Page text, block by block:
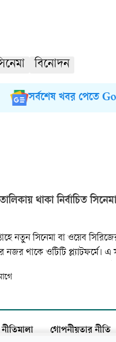
বিনোদন
সর্বশেষ খবর পেতে
থাকা নির্বাচিত
নতুন সিনেমা বা ওয়েব
নজর থাকে ওটিটি প্ল্যাটফর্মে। এ
কিছু কনটেন্টের খোঁজ থাকছে এ
নীতিমালা গোপনীয়তার নীতি